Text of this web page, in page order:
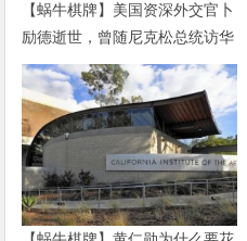
【蜗牛棋牌】美国资深外交官卜
励德逝世，曾随尼克松总统访华